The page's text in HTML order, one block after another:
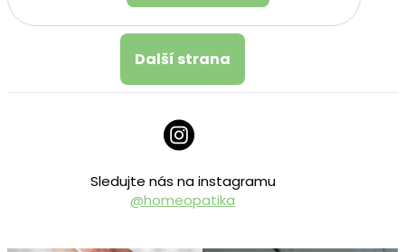
Další strana
Sledujte nás na instagramu
@homeopatika